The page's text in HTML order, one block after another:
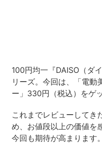
100円均一『DAISO（ダ
リーズ。今回は、「電動
ー」330円（税込）をゲ
これまでレビューしてき
め、お値段以上の価値を
今回も期待が高まります。